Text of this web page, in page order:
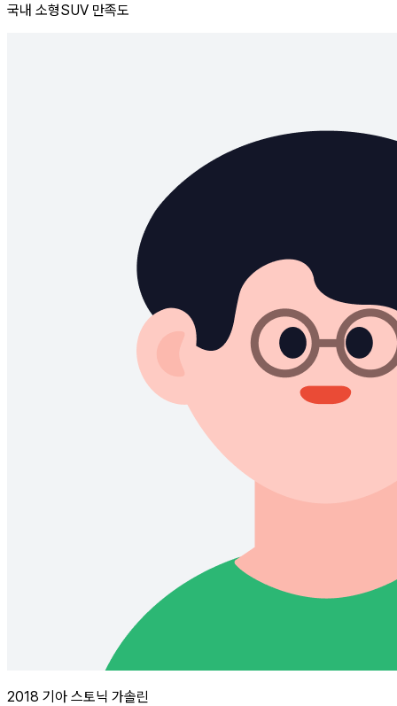
국내 소형SUV 만족도
2018 기아 스토닉 가솔린